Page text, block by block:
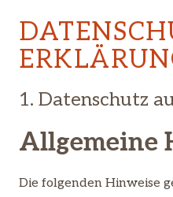
1. Datenschutz
Allgemeine
Die folgenden Hinweise